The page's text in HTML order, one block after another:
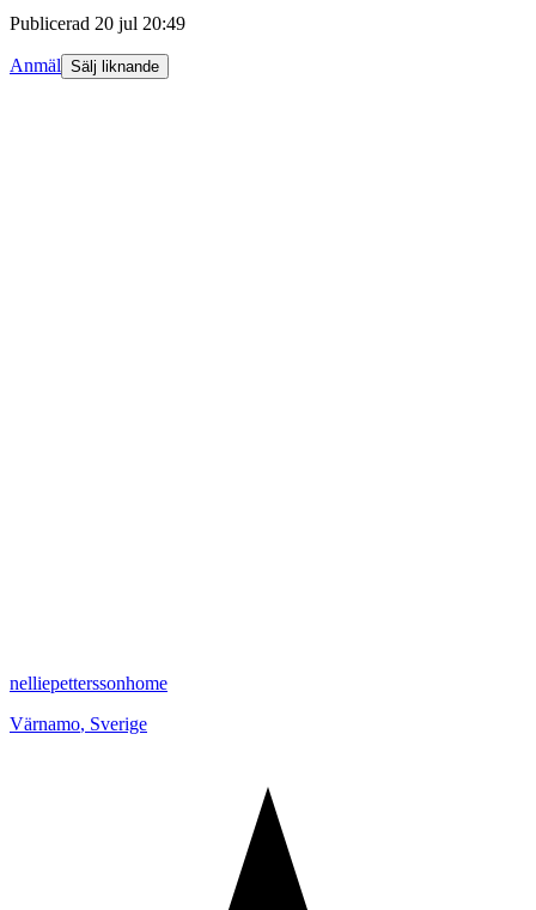
Publicerad 20 jul 20:49
Anmäl Sälj liknande
nelliepetterssonhome
Värnamo, Sverige